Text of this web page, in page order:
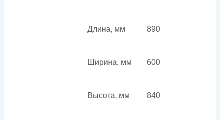
Длина, мм 890
Ширина, мм 600
Высота, мм 840